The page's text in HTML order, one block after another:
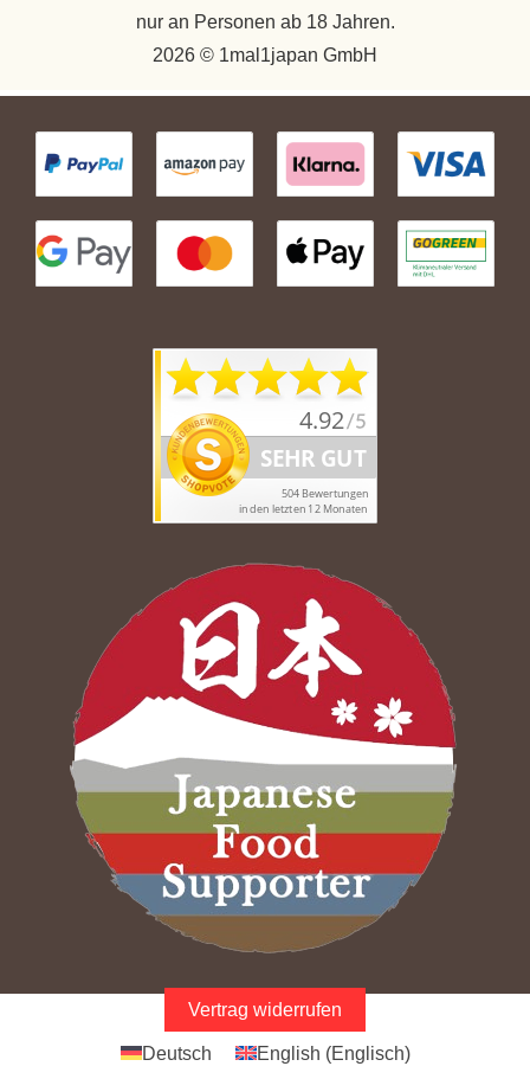
nur an Personen ab 18 Jahren.
2026 © 1mal1japan GmbH
Vertrag widerrufen
Deutsch English (Englisch)